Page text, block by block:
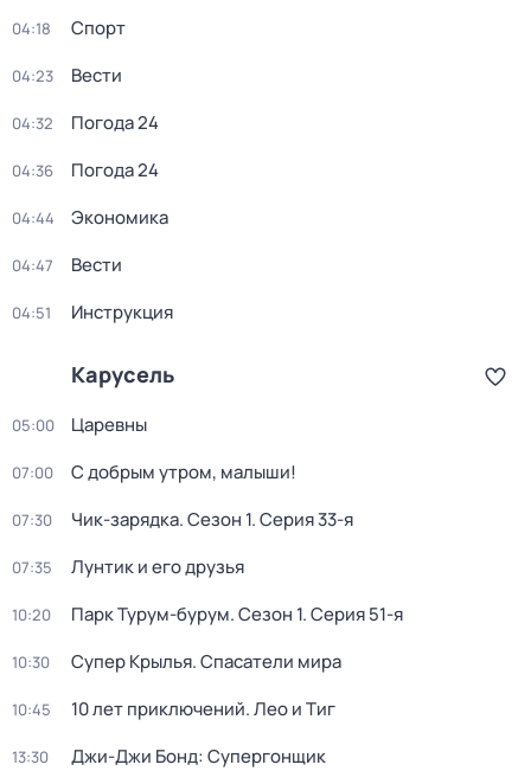
04:18 Спорт
04:23 Вести
04:32 Погода 24
04:36 Погода 24
04:44 Экономика
04:47 Вести
04:51 Инструкция
Карусель
05:00 Царевны
07:00 С добрым утром, малыши!
07:30 Чик-зарядка. Сезон 1. Серия 33-я
07:35 Лунтик и его друзья
10:20 Парк Турум-бурум. Сезон 1. Серия 51-я
10:30 Супер Крылья. Спасатели мира
10:45 10 лет приключений. Лео и Тиг
13:30 Джи-Джи Бонд: Супергонщик